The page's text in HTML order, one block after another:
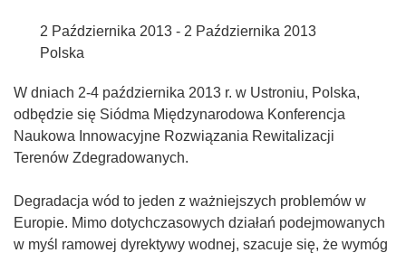
2 Października 2013 - 2 Października 2013
Polska
W dniach 2-4 października 2013 r. w Ustroniu, Polska,
odbędzie się Siódma Międzynarodowa Konferencja
Naukowa Innowacyjne Rozwiązania Rewitalizacji
Terenów Zdegradowanych.
Degradacja wód to jeden z ważniejszych problemów w
Europie. Mimo dotychczasowych działań podejmowanych
w myśl ramowej dyrektywy wodnej, szacuje się, że wymóg